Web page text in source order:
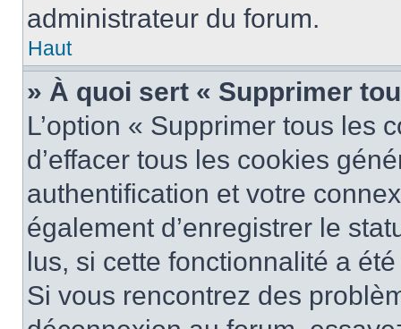
administrateur du forum.
Haut
» À quoi sert « Supprimer
L’option « Supprimer tous les
d’effacer tous les cookies
authentification et votre
également d’enregistrer le
lus, si cette fonctionnalité a
Si vous rencontrez des